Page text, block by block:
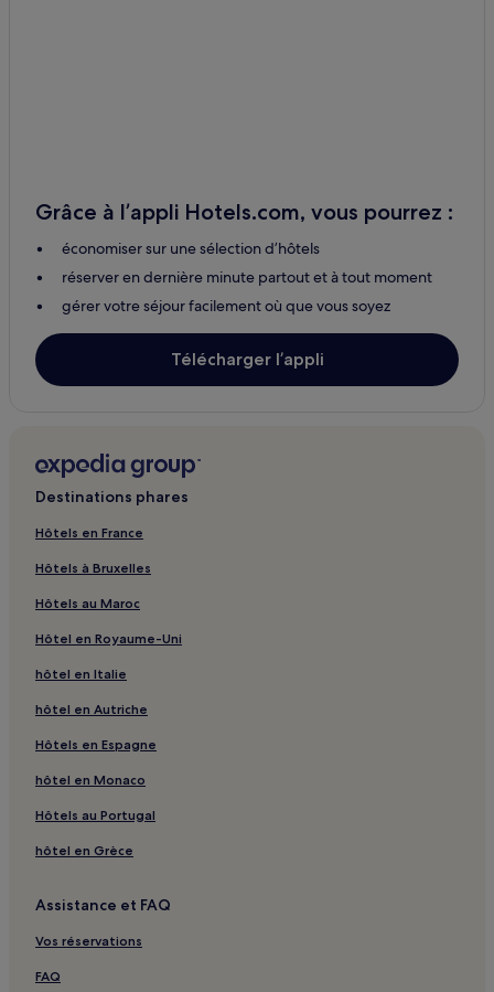
Maison Traditionnelle de la Boucherie : hôtels à proximité
Gare de Solignac - Le Vigen : hôtels à proximité
Brigueuil : hôtels
Bellac : hôtels
Isle : hôtels
Limoges : hôtels Hôtels avec parking
Limoges : hôtels Hôtels de luxe
Limoges Métropole : hôtels
Charente Limousine : hôtels
Grâce à l’appli Hotels.com, vous pourrez :
économiser sur une sélection d’hôtels
réserver en dernière minute partout et à tout moment
gérer votre séjour facilement où que vous soyez
Télécharger l’appli
Destinations phares
Hôtels en France
Hôtels à Bruxelles
Hôtels au Maroc
Hôtel en Royaume-Uni
hôtel en Italie
hôtel en Autriche
Hôtels en Espagne
hôtel en Monaco
Hôtels au Portugal
hôtel en Grèce
Assistance et FAQ
Vos réservations
FAQ